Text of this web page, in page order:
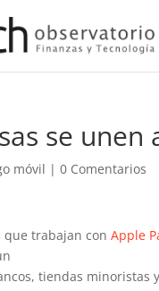
se unen
móvil |0 Comentarios
que trabajan conApple
tiendas minoristas